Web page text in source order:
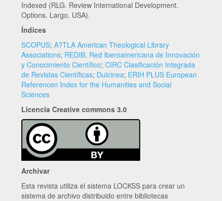
Indexed (RLG. Review International Development.
Options. Largo. USA).
Índices
SCOPUS; A?TLA American Theological Library
Associations; REDIB. Red Iberoamericana de Innovación
y Conocimiento Científico; CIRC Clasificación Integrada
de Revistas Científicas; Dulcinea; ERIH PLUS European
Referencen Index for the Humanities and Social
Sciences
Licencia Creative commons 3.0
Archivar
Esta revista utiliza el sistema LOCKSS para crear un
sistema de archivo distribuido entre bibliotecas